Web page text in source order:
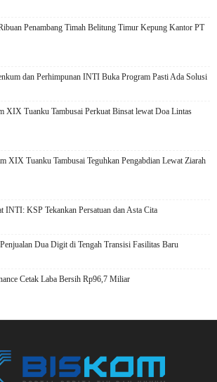
Penambang Timah Belitung Timur Kepung Kantor PT
dan Perhimpunan INTI Buka Program Pasti Ada Solusi
XIX Tuanku Tambusai Perkuat Binsat lewat Doa Lintas
XIX Tuanku Tambusai Teguhkan Pengabdian Lewat Ziarah
INTI: KSP Tekankan Persatuan dan Asta Cita
Dua Digit di Tengah Transisi Fasilitas Baru
Cetak Laba Bersih Rp96,7 Miliar